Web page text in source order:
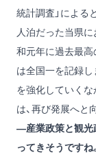
統計調査」による
人泊だった当県
和元年に過去最高
は全国一を記録し
を強化していくな
は、再び発展へと
―産業政策と観光
ってきそうですね。